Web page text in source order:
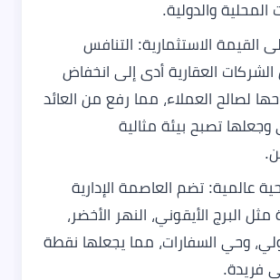
المحلية والدولية.
القيمة الاستثمارية: التنافس
الشركات العقارية أدى إلى انخفاض
لصالح العملاء، مما رفع من العائد
وجعلها تصبح بيئة مثالية
عالمية: تضم العاصمة الإدارية
مثل البرج الأيقوني، النهر الأخضر،
وحي السفارات، مما يجعلها نقطة
فريدة.